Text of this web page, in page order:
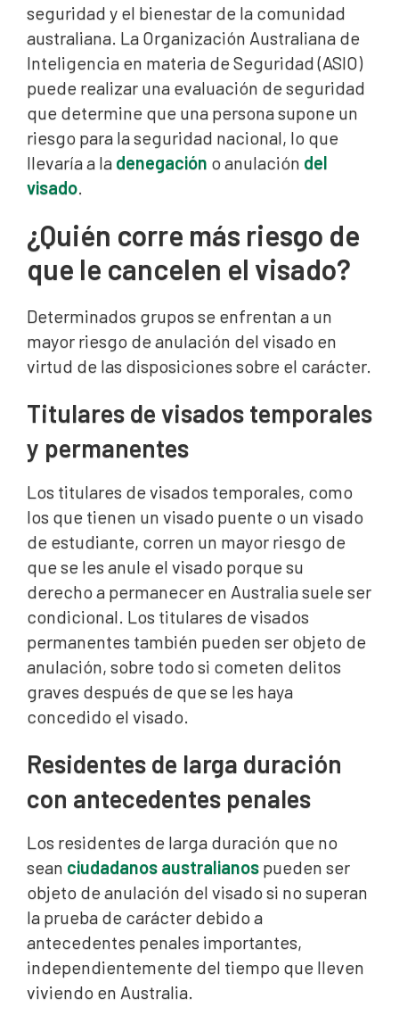
seguridad y el bienestar de la comunidad
australiana. La Organización Australiana de
Inteligencia en materia de Seguridad (ASIO)
puede realizar una evaluación de seguridad
que determine que una persona supone un
riesgo para la seguridad nacional, lo que
llevaría a la denegación o anulación del
visado.
¿Quién corre más riesgo de
que le cancelen el visado?
Determinados grupos se enfrentan a un
mayor riesgo de anulación del visado en
virtud de las disposiciones sobre el carácter.
Titulares de visados temporales
y permanentes
Los titulares de visados temporales, como
los que tienen un visado puente o un visado
de estudiante, corren un mayor riesgo de
que se les anule el visado porque su
derecho a permanecer en Australia suele ser
condicional. Los titulares de visados
permanentes también pueden ser objeto de
anulación, sobre todo si cometen delitos
graves después de que se les haya
concedido el visado.
Residentes de larga duración
con antecedentes penales
Los residentes de larga duración que no
sean ciudadanos australianos pueden ser
objeto de anulación del visado si no superan
la prueba de carácter debido a
antecedentes penales importantes,
independientemente del tiempo que lleven
viviendo en Australia.